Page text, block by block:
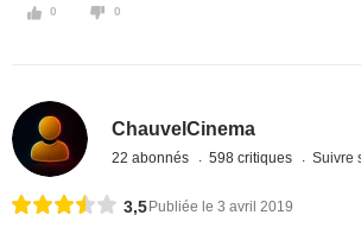
0 0
ChauvelCinema
22 abonnés 598 critiques Suivre
3,5 Publiée le 3 avril 2019